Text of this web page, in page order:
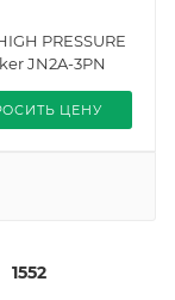
PRESSURE
JN2A-3PN
ЦЕНУ
1552